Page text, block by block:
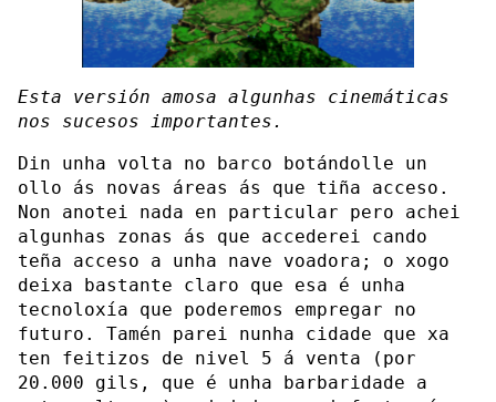
Esta versión amosa algunhas cinemáticas
nos sucesos importantes.
Din unha volta no barco botándolle un
ollo ás novas áreas ás que tiña acceso.
Non anotei nada en particular pero achei
algunhas zonas ás que accederei cando
teña acceso a unha nave voadora; o xogo
deixa bastante claro que esa é unha
tecnoloxía que poderemos empregar no
futuro. Tamén parei nunha cidade que xa
ten feitizos de nivel 5 á venta (por
20.000 gils, que é unha barbaridade a